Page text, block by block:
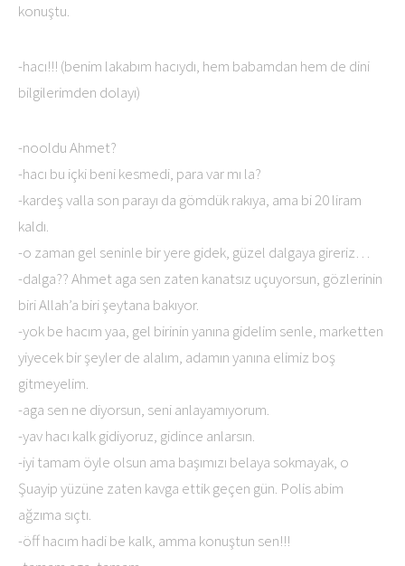
konuştu.
-hacı!!! (benim lakabım hacıydı, hem babamdan hem de dini
bilgilerimden dolayı)
-nooldu Ahmet?
-hacı bu içki beni kesmedi, para var mı la?
-kardeş valla son parayı da gömdük rakıya, ama bi 20 liram
kaldı.
-o zaman gel seninle bir yere gidek, güzel dalgaya gireriz…
-dalga?? Ahmet aga sen zaten kanatsız uçuyorsun, gözlerinin
biri Allah’a biri şeytana bakıyor.
-yok be hacım yaa, gel birinin yanına gidelim senle, marketten
yiyecek bir şeyler de alalım, adamın yanına elimiz boş
gitmeyelim.
-aga sen ne diyorsun, seni anlayamıyorum.
-yav hacı kalk gidiyoruz, gidince anlarsın.
-iyi tamam öyle olsun ama başımızı belaya sokmayak, o
Şuayip yüzüne zaten kavga ettik geçen gün. Polis abim
ağzıma sıçtı.
-öff hacım hadi be kalk, amma konuştun sen!!!